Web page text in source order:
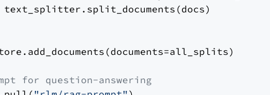
for question-answering